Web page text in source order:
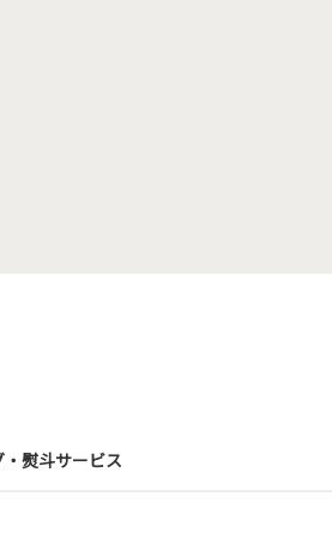
熨斗サービス